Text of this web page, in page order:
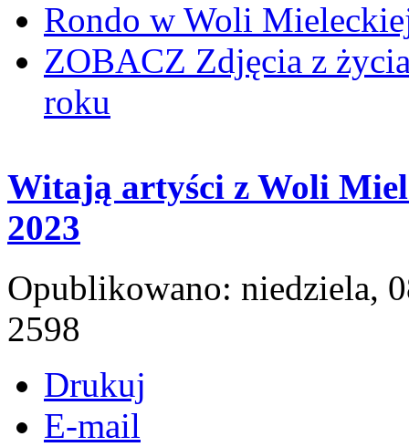
Rondo w Woli
ZOBACZ Zdjęcia z
roku
Witają artyści z Woli
2023
Opublikowano: niedziela,
2598
Drukuj
E-mail